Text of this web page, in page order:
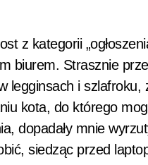
z kategorii
biurem. Strasznie
legginsach i
kota, do którego
dopadały mnie
siedząc przed